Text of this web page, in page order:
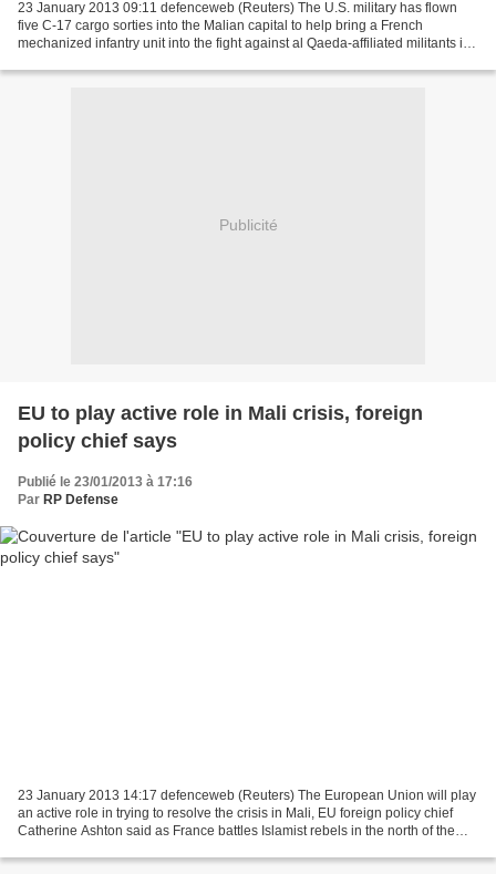
23 January 2013 09:11 defenceweb (Reuters) The U.S. military has flown
five C-17 cargo sorties into the Malian capital to help bring a French
mechanized infantry unit into the fight against al Qaeda-affiliated militants in
Publicité
EU to play active role in Mali crisis, foreign
policy chief says
Publié le 23/01/2013 à 17:16
Par RP Defense
23 January 2013 14:17 defenceweb (Reuters) The European Union will play
an active role in trying to resolve the crisis in Mali, EU foreign policy chief
Catherine Ashton said as France battles Islamist rebels in the north of the